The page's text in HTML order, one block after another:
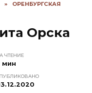
»
ОРЕНБУРГСКАЯ
Орска
ЧТЕНИЕ
мин